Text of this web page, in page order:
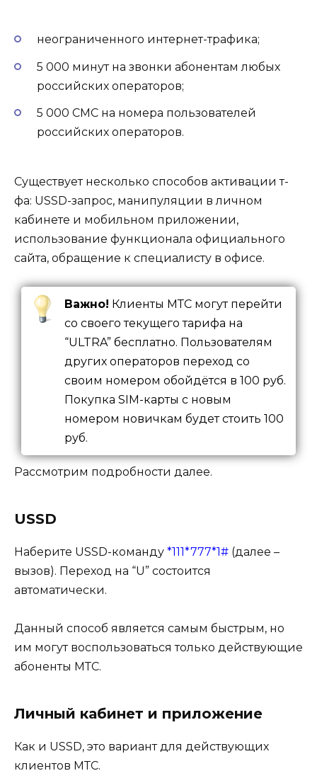
неограниченного интернет-трафика;
5 000 минут на звонки абонентам любых
российских операторов;
5 000 СМС на номера пользователей
российских операторов.
Существует несколько способов активации т-
фа: USSD-запрос, манипуляции в личном
кабинете и мобильном приложении,
использование функционала официального
сайта, обращение к специалисту в офисе.
Важно! Клиенты МТС могут перейти
со своего текущего тарифа на
“ULTRA” бесплатно. Пользователям
других операторов переход со
своим номером обойдётся в 100 руб.
Покупка SIM-карты с новым
номером новичкам будет стоить 100
руб.
Рассмотрим подробности далее.
USSD
Наберите USSD-команду *111*777*1# (далее –
вызов). Переход на “U” состоится
автоматически.
Данный способ является самым быстрым, но
им могут воспользоваться только действующие
абоненты МТС.
Личный кабинет и приложение
Как и USSD, это вариант для действующих
клиентов МТС.